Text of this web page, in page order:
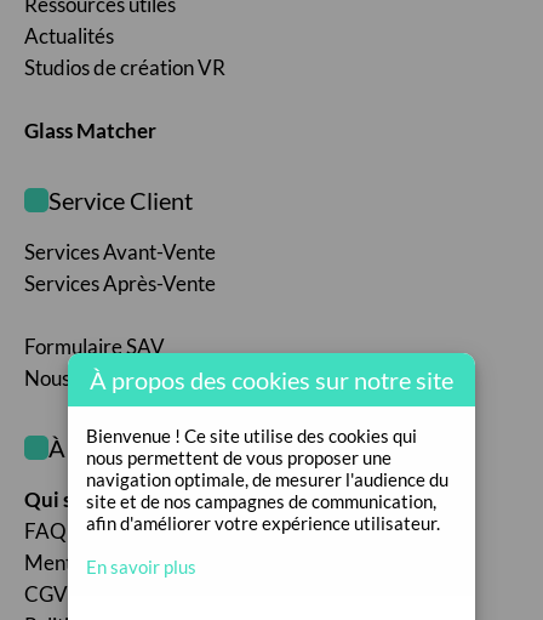
Actualités
Studios de création VR
Glass Matcher
Service Client
Services Avant-Vente
Services Après-Vente
Formulaire SAV
Nous contacter
À propos de nous
Qui sommes-nous ?
FAQ
Mentions légales
CGV
À propos des cookies sur notre site
Bienvenue ! Ce site utilise des cookies qui
nous permettent de vous proposer une
navigation optimale, de mesurer l'audience du
site et de nos campagnes de communication,
afin d'améliorer votre expérience utilisateur.
En savoir plus